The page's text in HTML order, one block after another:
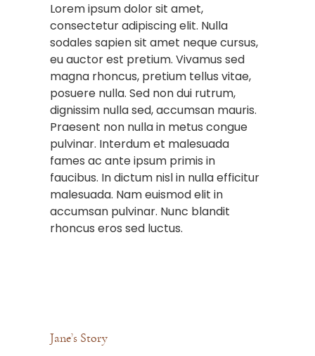
Lorem ipsum dolor sit amet,
consectetur adipiscing elit. Nulla
sodales sapien sit amet neque cursus,
eu auctor est pretium. Vivamus sed
magna rhoncus, pretium tellus vitae,
posuere nulla. Sed non dui rutrum,
dignissim nulla sed, accumsan mauris.
Praesent non nulla in metus congue
pulvinar. Interdum et malesuada
fames ac ante ipsum primis in
faucibus. In dictum nisl in nulla efficitur
malesuada. Nam euismod elit in
accumsan pulvinar. Nunc blandit
rhoncus eros sed luctus.
Jane’s Story